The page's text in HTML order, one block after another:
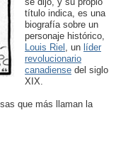
título indica, es una
biografía sobre un
personaje histórico,
Louis Riel , un líder
revolucionario
canadiense del siglo
XIX.
que más llaman la